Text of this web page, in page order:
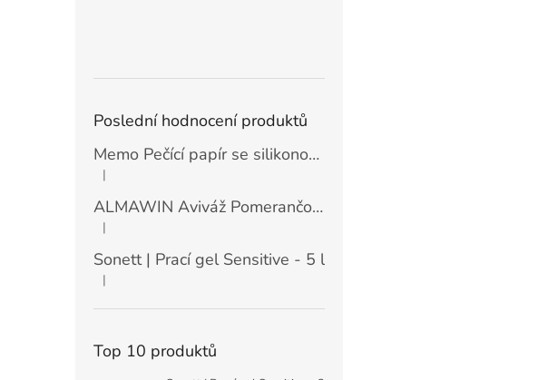
Poslední hodnocení produktů
Memo Pečící papír se silikonovou vrstvou (30 ks)
Hodnocení produktu je 5 z 5 hvězdiček.
|
ALMAWIN Aviváž Pomerančový květ 750 ml
Hodnocení produktu je 5 z 5 hvězdiček.
|
Sonett | Prací gel Sensitive - 5 l
Hodnocení produktu je 5 z 5 hvězdiček.
|
Top 10 produktů